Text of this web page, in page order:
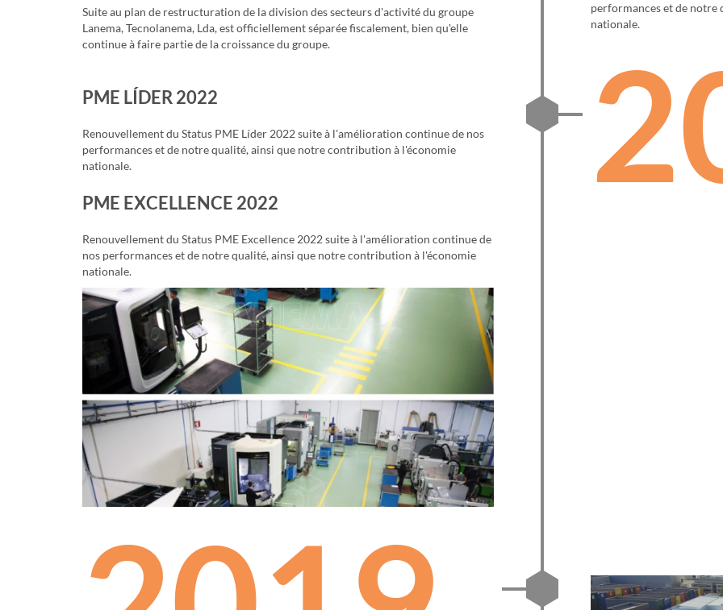
Suite au plan de restructuration de la division des secteurs d'activité du groupe
Lanema, Tecnolanema, Lda, est officiellement séparée fiscalement, bien qu'elle
continue à faire partie de la croissance du groupe.
PME LÍDER 2022
Renouvellement du Status PME Líder 2022 suite à l'amélioration continue de nos
performances et de notre qualité, ainsi que notre contribution à l'économie
nationale.
PME EXCELLENCE 2022
Renouvellement du Status PME Excellence 2022 suite à l'amélioration continue de
nos performances et de notre qualité, ainsi que notre contribution à l'économie
nationale.
performances et de
nationale.